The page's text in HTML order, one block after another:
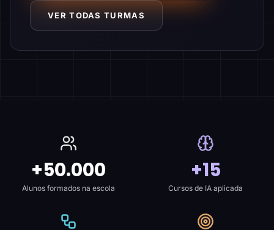
VER TODAS TURMAS
+50.000
Alunos formados na escola
+15
Cursos de IA aplicada